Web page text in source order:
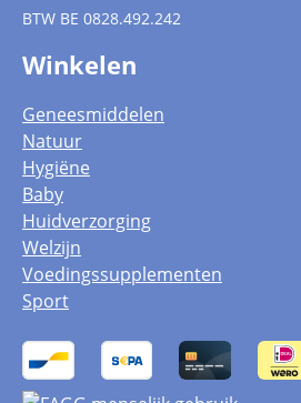
BTW BE 0828.492.242
Winkelen
Geneesmiddelen
Natuur
Hygiëne
Baby
Huidverzorging
Welzijn
Voedingssupplementen
Sport